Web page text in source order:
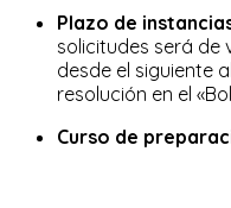
Plazo de
solicitudes será de
desde el siguiente
resolución en el
Curso de